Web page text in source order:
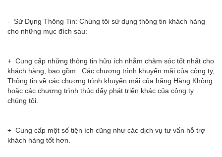
- Sử Dụng Thông Tin: Chúng tôi sử dụng thông tin khách hàng
cho những mục đích sau:
+ Cung cấp những thông tin hữu ích nhằm chăm sóc tốt nhất cho
khách hàng, bao gồm: Các chương trình khuyến mãi của công ty,
Thông tin về các chương trình khuyến mãi của hãng Hàng Không
hoặc các chương trình thúc đẩy phát triển khác của công ty
chúng tôi.
+ Cung cấp một số tiện ích cũng như các dịch vụ tư vấn hỗ trợ
khách hàng tốt hơn.